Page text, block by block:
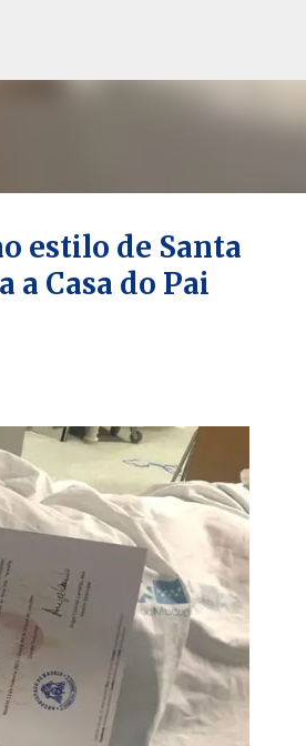
o conteúdo principal
estilo de Santa
Casa do Pai